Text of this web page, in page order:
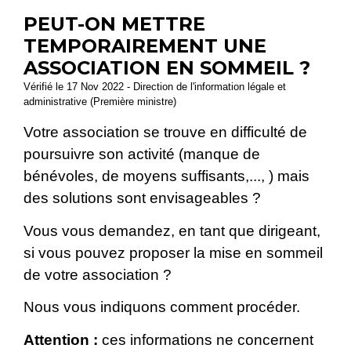
PEUT-ON METTRE
TEMPORAIREMENT UNE
ASSOCIATION EN SOMMEIL ?
Vérifié le 17 Nov 2022 - Direction de l'information légale et
administrative (Première ministre)
Votre association se trouve en difficulté de
poursuivre son activité (manque de
bénévoles, de moyens suffisants,..., ) mais
des solutions sont envisageables ?
Vous vous demandez, en tant que dirigeant,
si vous pouvez proposer la mise en sommeil
de votre association ?
Nous vous indiquons comment procéder.
Attention : ces informations ne concernent